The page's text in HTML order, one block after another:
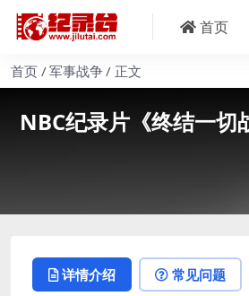
首页
首页 军事战争 正文
NBC纪录片《终结一
详情介绍 常见问题